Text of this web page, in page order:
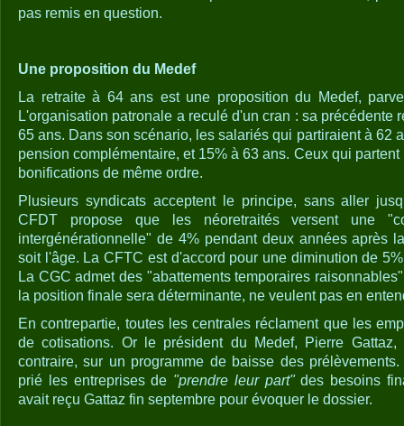
pas remis en question.
Une proposition du Medef
La retraite à 64 ans est une proposition du Medef,
L'organisation patronale a reculé d'un cran : sa précédente
65 ans. Dans son scénario, les salariés qui partiraient à 62
pension complémentaire, et 15% à 63 ans. Ceux qui
bonifications de même ordre.
Plusieurs syndicats acceptent le principe, sans aller
CFDT propose que les néoretraités versent une
intergénérationnelle" de 4% pendant deux années après
soit l'âge. La CFTC est d'accord pour une diminution de
La CGC admet des "abattements temporaires
la position finale sera déterminante, ne veulent pas en
En contrepartie, toutes les centrales réclament que les
de cotisations. Or le président du Medef, Pierre Gattaz,
contraire, sur un programme de baisse des
prié les entreprises de "prendre leur part"des besoins
avait reçu Gattaz fin septembre pour évoquer le dossier.